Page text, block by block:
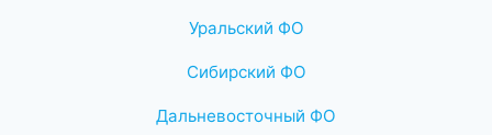
Уральский ФО
Сибирский ФО
Дальневосточный ФО